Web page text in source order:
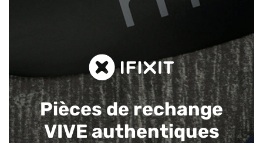
Pièces de rechange
VIVE authentiques​